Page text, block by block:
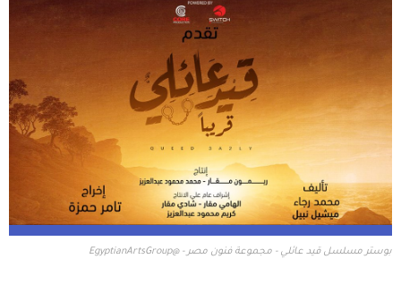
بوستر مسلسل قيد عائلي - مجموعة فنون مصر - @EgyptianArtsGroup